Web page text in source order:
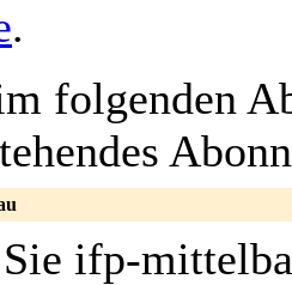
.
folgenden
ifp-